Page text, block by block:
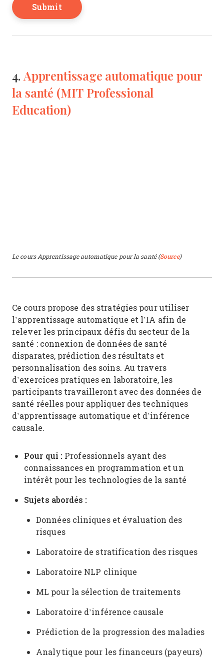
4.Apprentissage automatique pour
la santé (MIT Professional
Education)
Le cours Apprentissage automatique pour la santé (Source)
Ce cours propose des stratégies pour utiliser
l’apprentissage automatique et l’IA afin de
relever les principaux défis du secteur de la
santé : connexion de données de santé
disparates, prédiction des résultats et
personnalisation des soins. Au travers
d’exercices pratiques en laboratoire, les
participants travailleront avec des données de
santé réelles pour appliquer des techniques
d’apprentissage automatique et d’inférence
causale.
Pour qui : Professionnels ayant des
connaissances en programmation et un
intérêt pour les technologies de la santé
Sujets abordés :
Données cliniques et évaluation des
risques
Laboratoire de stratification des risques
Laboratoire NLP clinique
ML pour la sélection de traitements
Laboratoire d’inférence causale
Prédiction de la progression des maladies
Analytique pour les financeurs (payeurs)